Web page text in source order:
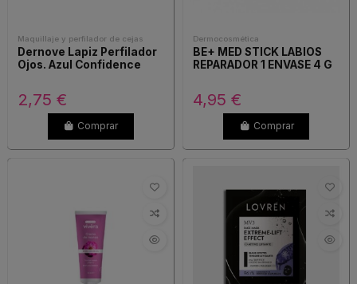
Maquillaje y perfilador de cejas
Dernove Lapiz Perfilador
Ojos. Azul Confidence
2,75 €
Comprar
Dermocosmética
BE+ MED STICK LABIOS
REPARADOR 1 ENVASE 4 G
4,95 €
Comprar